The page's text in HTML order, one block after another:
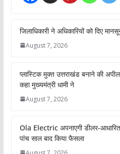
जिलाधिकारी ने अधिकारियों को दिए
August 7, 2026
प्लास्टिक मुक्त उत्तराखंड बनाने की
कहा मुख्यमंत्री धामी ने
August 7, 2026
Ola Electric अपनाएगी डीलर-
पांच साल बाद किया फैसला